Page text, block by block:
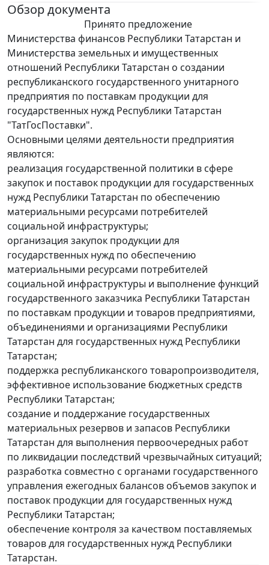
Обзор документа
Принято предложение
Министерства финансов Республики Татарстан и
Министерства земельных и имущественных
отношений Республики Татарстан о создании
республиканского государственного унитарного
предприятия по поставкам продукции для
государственных нужд Республики Татарстан
"ТатГосПоставки".
Основными целями деятельности предприятия
являются:
реализация государственной политики в сфере
закупок и поставок продукции для государственных
нужд Республики Татарстан по обеспечению
материальными ресурсами потребителей
социальной инфраструктуры;
организация закупок продукции для
государственных нужд по обеспечению
материальными ресурсами потребителей
социальной инфраструктуры и выполнение функций
государственного заказчика Республики Татарстан
по поставкам продукции и товаров предприятиями,
объединениями и организациями Республики
Татарстан для государственных нужд Республики
Татарстан;
поддержка республиканского товаропроизводителя,
эффективное использование бюджетных средств
Республики Татарстан;
создание и поддержание государственных
материальных резервов и запасов Республики
Татарстан для выполнения первоочередных работ
по ликвидации последствий чрезвычайных ситуаций;
разработка совместно с органами государственного
управления ежегодных балансов объемов закупок и
поставок продукции для государственных нужд
Республики Татарстан;
обеспечение контроля за качеством поставляемых
товаров для государственных нужд Республики
Татарстан.